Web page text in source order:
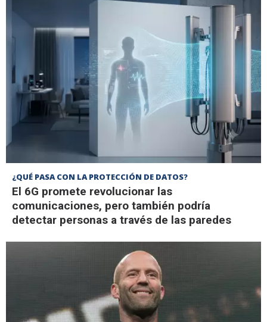
¿QUÉ PASA CON LA PROTECCIÓN DE DATOS?
El 6G promete revolucionar las
comunicaciones, pero también podría
detectar personas a través de las paredes